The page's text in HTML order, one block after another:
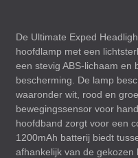
De Ultimate Exped
hoofdlamp met een
een stevig ABS-lichaam en
bescherming. De lamp
waaronder wit, rood en
bewegingssensor voor
hoofdband zorgt voor een
1200mAh batterij biedt
afhankelijk van de